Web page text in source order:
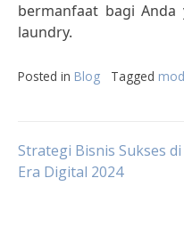
bermanfaat bagi
laundry.
Posted in Blog Tagged
Post
Strategi Bisnis Sukses di
Era Digital 2024